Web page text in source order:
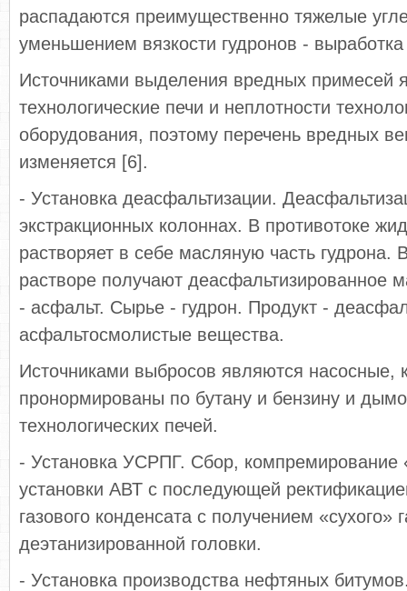
распадаются преимущественно тяжелые
уменьшением вязкости гудронов -
Источниками выделения вредных примесей
технологические печи и неплотности
оборудования, поэтому перечень вредных
изменяется [6].
- Установка деасфальтизации.
экстракционных колоннах. В противотоке
растворяет в себе масляную часть гудрона.
растворе получают деасфальтизированное
- асфальт. Сырье - гудрон. Продукт -
асфальтосмолистые вещества.
Источниками выбросов являются насосные,
пронормированы по бутану и бензину и
технологических печей.
- Установка УСРПГ. Сбор, компремирование
установки АВТ с последующей
газового конденсата с получением «сухого»
деэтанизированной головки.
- Установка производства нефтяных